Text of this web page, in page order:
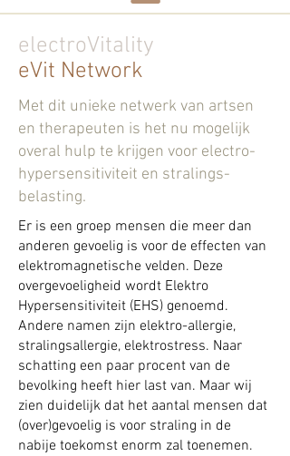
electroVitality
eVit Network
Met dit unieke netwerk van artsen
en therapeuten is het nu mogelijk
overal hulp te krijgen voor electro-
hypersensitiviteit en stralings-
belasting.
Er is een groep mensen die meer dan
anderen gevoelig is voor de effecten van
elektromagnetische velden. Deze
overgevoeligheid wordt Elektro
Hypersensitiviteit (EHS) genoemd.
Andere namen zijn elektro-allergie,
stralingsallergie, elektrostress. Naar
schatting een paar procent van de
bevolking heeft hier last van. Maar wij
zien duidelijk dat het aantal mensen dat
(over)gevoelig is voor straling in de
nabije toekomst enorm zal toenemen.